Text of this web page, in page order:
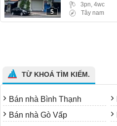
5
3pn, 4wc
Tây nam
TỪ KHOÁ TÌM KIẾM.
Bán nhà Bình Thạnh
Bán nhà Gò Vấp